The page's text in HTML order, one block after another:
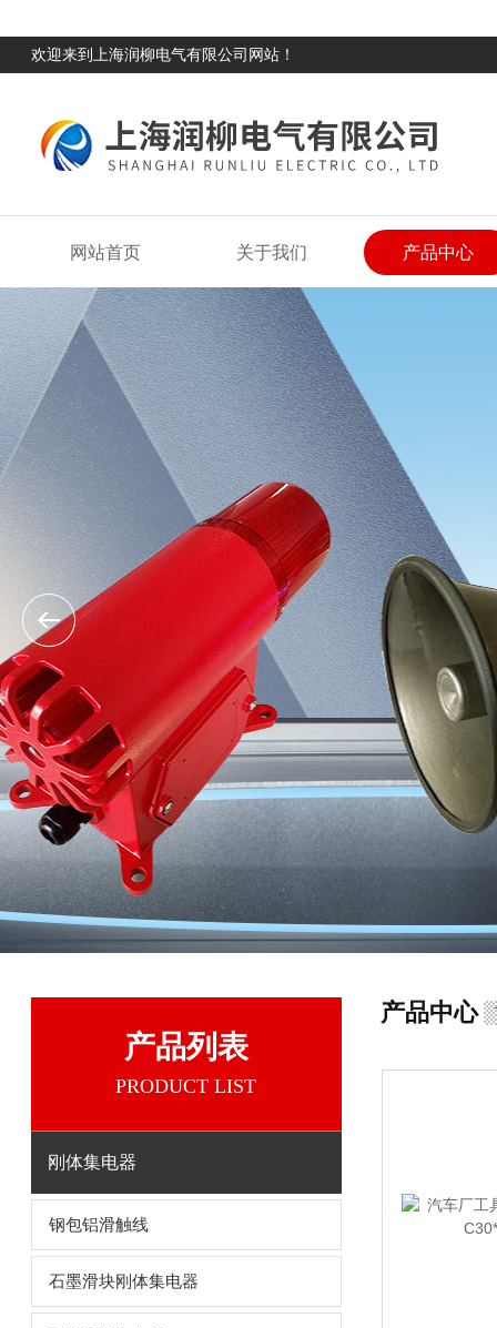
欢迎来到上海润柳电气有限公司网站！
网站首页 关于我们 产品中心
产品列表
PRODUCT LIST
刚体集电器
钢包铝滑触线
石墨滑块刚体集电器
产品中心